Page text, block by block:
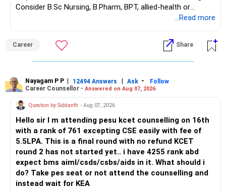
– Fund value
– Actual expected return
The large ULIP needs particular attention because
After comparing the benefits and surrender value, exiting
unsuitable policies and redirecting money towards suitable
Do this only after reviewing the exact policy terms.
» FD Management
Rs.1 crore in FD is a strong safety cushion.
Consider B.Sc Nursing, B.Pharm, BPT, allied-health or
biotechnology for professional entry. SSC CGL requires
an indefinite attempt. Aapke Ujjwal Aur Samruddh
Bhavishya Ke Liye Dher Saari Shubhkaamnayein!
Baare Mein Aur Jaankari Paaiye.
...Read more
Career Share
Nayagam P P | 12494 Answers | Ask -
Follow
Career Counsellor - Answered on Aug 07, 2026
Question by Siddanth - Aug 07, 2026
Hello sir I m attending pesu kcet counselling on 16th
with a rank of 761 excepting CSE easily with fee of
5.5LPA. This is a final round with no refund KCET
round 2 has not started yet.. i have 4255 rank abd
expect bms aiml/csds/csbs/aids in it. What should i
do? Take pes seat or not attend the counselling and
instead wait for KEA